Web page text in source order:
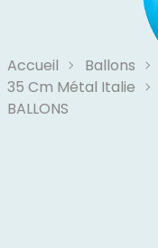
Accueil Ballons
35 Cm Métal Italie
BALLONS